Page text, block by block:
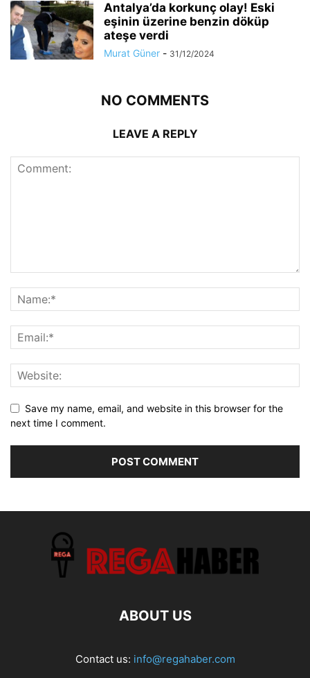
Antalya’da korkunç olay! Eski
eşinin üzerine benzin döküp
ateşe verdi
Murat Güner - 31/12/2024
NO COMMENTS
LEAVE A REPLY
Save my name, email, and website in this browser for the
next time I comment.
ABOUT US
Contact us: info@regahaber.com